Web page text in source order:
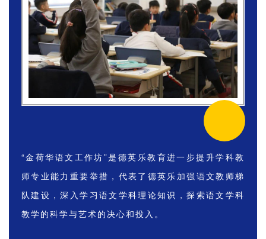
“金荷华语文工作坊”是德英乐教育进一步提升学科教
师专业能力重要举措，代表了德英乐加强语文教师梯
队建设，深入学习语文学科理论知识，探索语文学科
教学的科学与艺术的决心和投入 。